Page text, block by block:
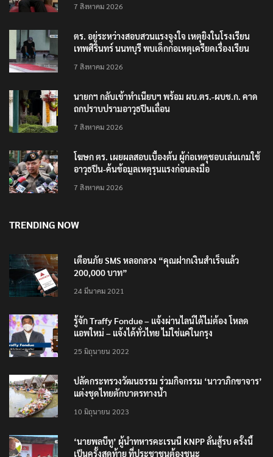
7 สิงหาคม 2026
ตร. อยู่ระหว่างสอบสวนแรงจูงใจ เหตุยิงในโรงเรียน
เทพศิรินทร์ นนทบุรี พบเด็กก่อเหตุเครียดเรื่องเรียน
7 สิงหาคม 2026
นายกฯ กลับเข้าทำเนียบฯ พร้อม ผบ.ตร.-ผบช.ก. คาด
ถกปราบปรามอาวุธปืนเถื่อน
7 สิงหาคม 2026
โฆษก ตร. เผยผลสอบเบื้องต้น ผู้ก่อเหตุชอบเล่นเกมใช้
อาวุธปืน-ค้นข้อมูลเหตุรุนแรงก่อนลงมือ
7 สิงหาคม 2026
TRENDING NOW
เตือนภัย SMS หลอกลวง “คุณฝากเงินสำเร็จแล้ว
200,000 บาท”
24 มีนาคม 2021
รู้จัก Traffy Fondue – แจ้งผ่านไลน์ได้ไม่ต้อง โหลด
แอพใหม่ – แจ้งได้ทั่วไทย ไม่ใช่แค่ในกรุง
25 มิถุนายน 2022
ปลัดกระทรวงวัฒนธรรม ร่วมกิจกรรม ‘นาวาภิกขาจาร’
แต่งชุดไทยตักบาตรทางน้ำ
10 มิถุนายน 2023
‘นายพลบีทู’ ผู้นำทหารคะเรนนี KNPP ลั่นสู้รบ ครั้งนี้
เป็นครั้งสุดท้าย ที่ประชาชนต้องชนะ